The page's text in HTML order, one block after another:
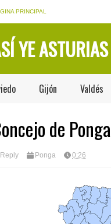
PRINCIPAL
YE ASTURIAS
Gijón Valdés
de Ponga
Reply Ponga 0:26